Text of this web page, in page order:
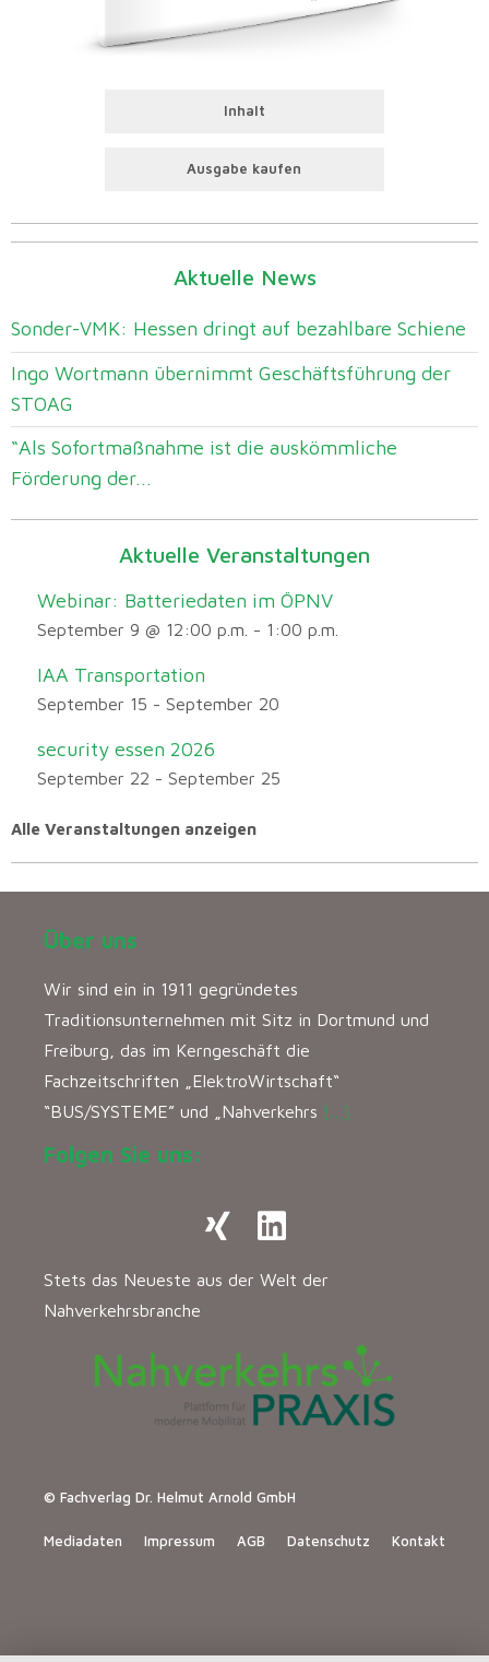
Inhalt
Ausgabe kaufen
Aktuelle News
Sonder-VMK: Hessen dringt auf bezahlbare Schiene
Ingo Wortmann übernimmt Geschäftsführung der
STOAG
“Als Sofortmaßnahme ist die auskömmliche
Förderung der...
Aktuelle Veranstaltungen
Webinar: Batteriedaten im ÖPNV
September 9 @ 12:00 p.m. - 1:00 p.m.
IAA Transportation
September 15 - September 20
security essen 2026
September 22 - September 25
Alle Veranstaltungen anzeigen
Über uns
Wir sind ein in 1911 gegründetes
Traditionsunternehmen mit Sitz in Dortmund und
Freiburg, das im Kerngeschäft die
Fachzeitschriften „ElektroWirtschaft“
“BUS/SYSTEME” und „Nahverkehrs […]
Folgen Sie uns:
Stets das Neueste aus der Welt der
Nahverkehrsbranche
© Fachverlag Dr. Helmut Arnold GmbH
Mediadaten Impressum AGB Datenschutz Kontakt